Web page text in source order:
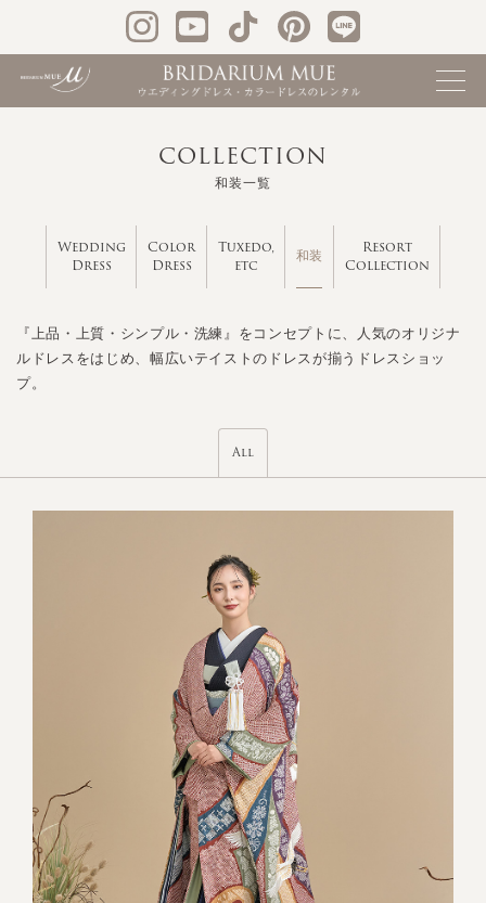
COLLECTION
和装一覧
Wedding
Dress
Color
Dress
Tuxedo,
etc
和装
Resort
Collection
『上品・上質・シンプル・洗練』をコンセプトに、人気のオリジナ
ルドレスをはじめ、幅広いテイストのドレスが揃うドレスショッ
プ。
All